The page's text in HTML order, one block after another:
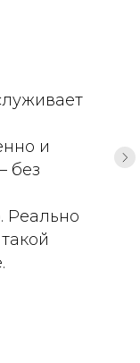
и
без
Реально